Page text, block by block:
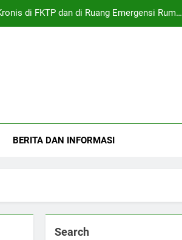
di FKTP dan di Ruang Emergensi Rumah
Medical Writing Journal Indonesia 2024
Riau, MPPK, dan MKEK untuk Muswil 2026
Gathering IDI Cabang Pekanbaru 2024
BERITA DAN INFORMASI
Search